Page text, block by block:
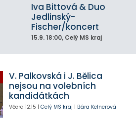
Iva Bittová & Duo
Jedlinský-
Fischer/koncert
15.9. 18:00, Celý MS kraj
V. Palkovská i J. Bělica
nejsou na volebních
kandidátkách
Včera 12:15 | Celý MS kraj | Bára Kelnerová